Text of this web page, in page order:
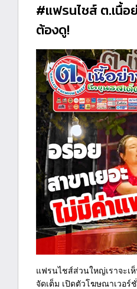
#แฟรนไชส์ ต.เนื้อ
ต้องดู!
แฟรนไชส์ส่วนใหญ่เราจะเ
จัดเต็ม เปิดตัวโฆษณาเวอร์